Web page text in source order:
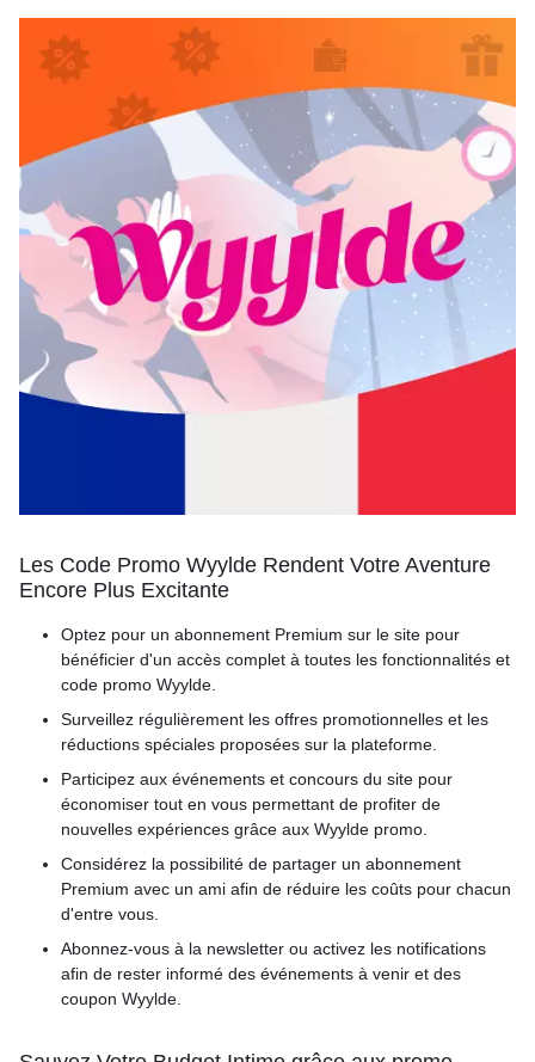
Les Code Promo Wyylde Rendent Votre Aventure
Encore Plus Excitante
Optez pour un abonnement Premium sur le site pour
bénéficier d'un accès complet à toutes les fonctionnalités et
code promo Wyylde.
Surveillez régulièrement les offres promotionnelles et les
réductions spéciales proposées sur la plateforme.
Participez aux événements et concours du site pour
économiser tout en vous permettant de profiter de
nouvelles expériences grâce aux Wyylde promo.
Considérez la possibilité de partager un abonnement
Premium avec un ami afin de réduire les coûts pour chacun
d'entre vous.
Abonnez-vous à la newsletter ou activez les notifications
afin de rester informé des événements à venir et des
coupon Wyylde.